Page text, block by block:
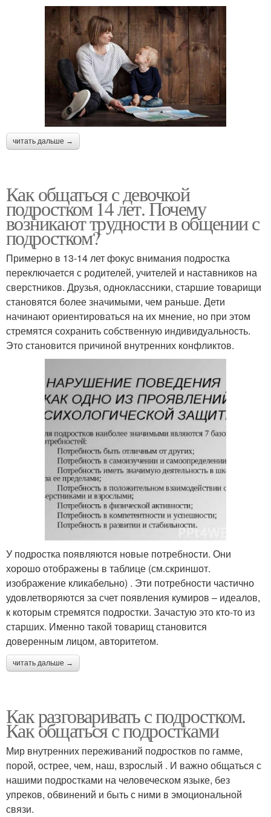
читать дальше →
Как общаться с девочкой
подростком 14 лет. Почему
возникают трудности в общении с
подростком?
Примерно в 13-14 лет фокус внимания подростка
переключается с родителей, учителей и наставников на
сверстников. Друзья, одноклассники, старшие товарищи
становятся более значимыми, чем раньше. Дети
начинают ориентироваться на их мнение, но при этом
стремятся сохранить собственную индивидуальность.
Это становится причиной внутренних конфликтов.
У подростка появляются новые потребности. Они
хорошо отображены в таблице (см.скриншот.
изображение кликабельно) . Эти потребности частично
удовлетворяются за счет появления кумиров – идеалов,
к которым стремятся подростки. Зачастую это кто-то из
старших. Именно такой товарищ становится
доверенным лицом, авторитетом.
читать дальше →
Как разговаривать с подростком.
Как общаться с подростками
Мир внутренних переживаний подростков по гамме,
порой, острее, чем, наш, взрослый . И важно общаться с
нашими подростками на человеческом языке, без
упреков, обвинений и быть с ними в эмоциональной
связи.